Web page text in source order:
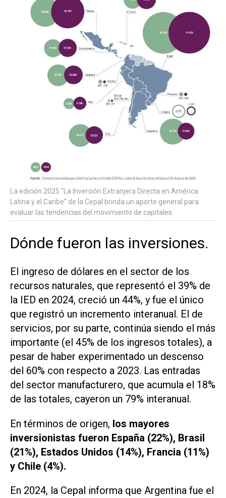
La edición 2025 “La Inversión Extranjera Directa en América
Latina y el Caribe” de la Cepal brinda un aporte general para
evaluar las tendencias del movimiento de capitales.
Dónde fueron las inversiones.
El ingreso de dólares en el sector de los
recursos naturales, que representó el 39% de
la IED en 2024, creció un 44%, y fue el único
que registró un incremento interanual. El de
servicios, por su parte, continúa siendo el más
importante (el 45% de los ingresos totales), a
pesar de haber experimentado un descenso
del 60% con respecto a 2023. Las entradas
del sector manufacturero, que acumula el 18%
de las totales, cayeron un 79% interanual.
En términos de origen, los mayores
inversionistas fueron España (22%), Brasil
(21%), Estados Unidos (14%), Francia (11%)
y Chile (4%).
En 2024, la Cepal informa que Argentina fue el